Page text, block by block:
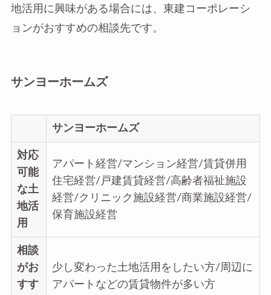
地活用に興味がある場合には、東建コーポレーシ
ョンがおすすめの相談先です。
サンヨーホームズ
サンヨーホームズ
対応
可能
な土
地活
用
アパート経営/マンション経営/賃貸併用
住宅経営/戸建賃貸経営/高齢者福祉施設
経営/クリニック施設経営/商業施設経営/
保育施設経営
相談
がお
すす
少し変わった土地活用をしたい方/周辺に
アパートなどの賃貸物件が多い方